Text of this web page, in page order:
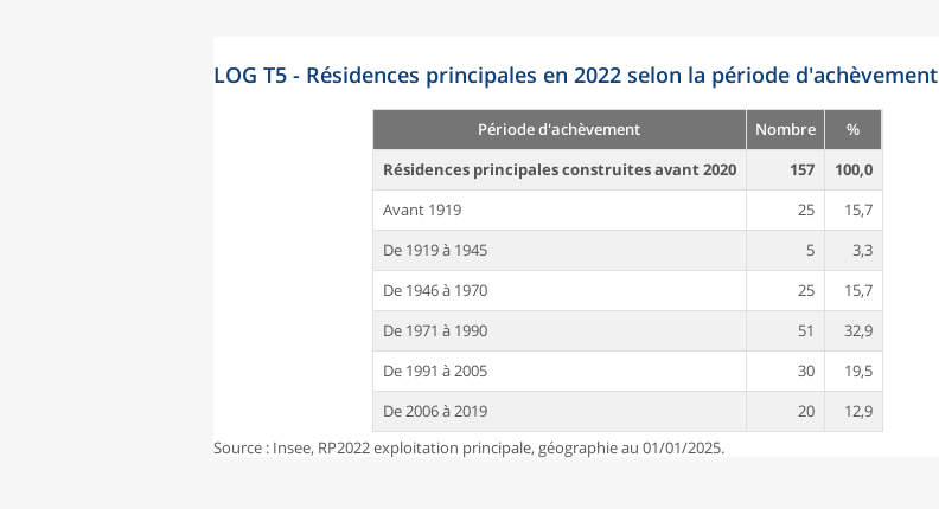
LOG T5 - Résidences principales en 2022 selon la période d'achèvement
Période d'achèvement Nombre
%
Résidences principales construites avant 2020
157
100,0
Avant 1919
25
15,7
De 1919 à 1945
5
3,3
De 1946 à 1970
25
15,7
De 1971 à 1990
51
32,9
De 1991 à 2005
30
19,5
De 2006 à 2019
20
12,9
Source : Insee, RP2022 exploitation principale, géographie au 01/01/2025.